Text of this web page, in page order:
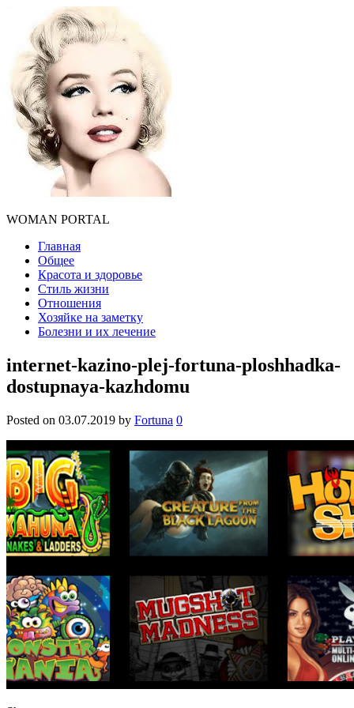
WOMAN PORTAL
Главная
Общее
Красота и здоровье
Стиль жизни
Отношения
Хозяйке на заметку
Болезни и их лечение
internet-kazino-plej-fortuna-ploshhadka-
dostupnaya-kazhdomu
Posted on 03.07.2019 by Fortuna 0